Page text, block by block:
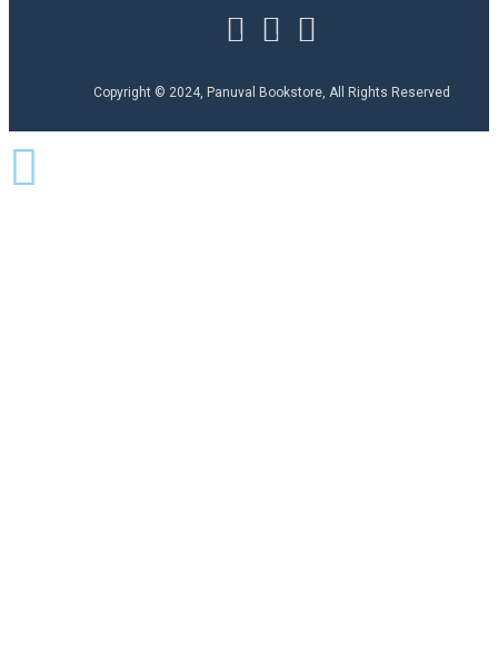
Copyright © 2024, Panuval Bookstore, All Rights Reserved